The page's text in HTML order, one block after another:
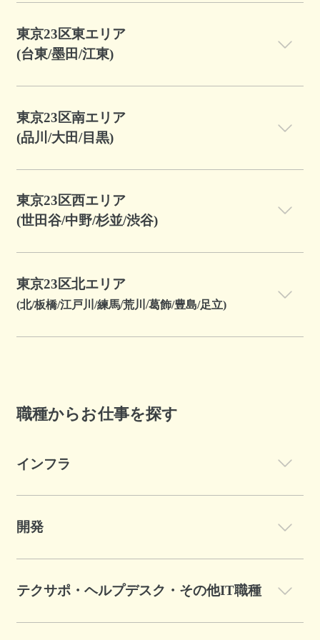
東京23区東エリア
(台東/墨田/江東)
東京23区南エリア
(品川/大田/目黒)
東京23区西エリア
(世田谷/中野/杉並/渋谷)
東京23区北エリア
(北/板橋/江戸川/練馬/荒川/葛飾/豊島/足立)
職種からお仕事を探す
インフラ
開発
テクサポ・ヘルプデスク・その他IT職種